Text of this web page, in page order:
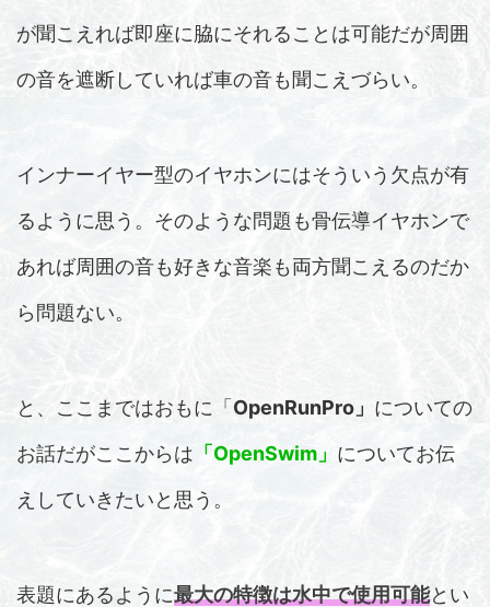
が聞こえれば即座に脇にそれることは可能だが周囲
の音を遮断していれば車の音も聞こえづらい。
インナーイヤー型のイヤホンにはそういう欠点が有
るように思う。そのような問題も骨伝導イヤホンで
あれば周囲の音も好きな音楽も両方聞こえるのだか
ら問題ない。
と、ここまではおもに「OpenRunPro」 についての
お話だがここからは 「OpenSwim」 についてお伝
えしていきたいと思う。
表題にあるように最大の特徴は水中で使用可能とい